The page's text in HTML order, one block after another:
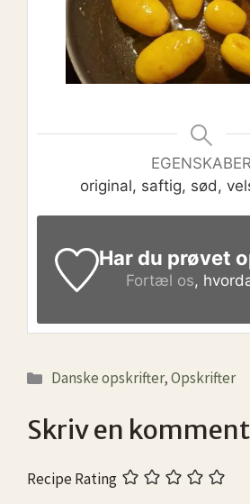
EGENSKABER
original, saftig, sød,
Har du prøvet
Fortæl os,
Kategorier
Danske opskrifter,Opskrifter
Skriv en
Recipe Rating